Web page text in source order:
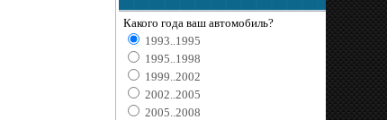
Какого года ваш автомобиль?
1993..1995
1995..1998
1999..2002
2002..2005
2005..2008